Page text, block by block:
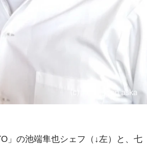
」の池端隼也シェフ（↓左）と、七